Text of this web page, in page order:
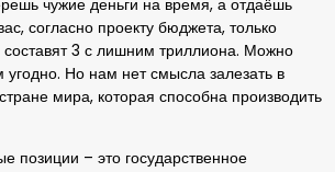
чужие деньги на время, а отдаёшь
согласно проекту бюджета, только
3 с лишним триллиона. Можно
угодно. Но нам нет смысла залезать в
мира, которая способна производить
позиции – это государственное